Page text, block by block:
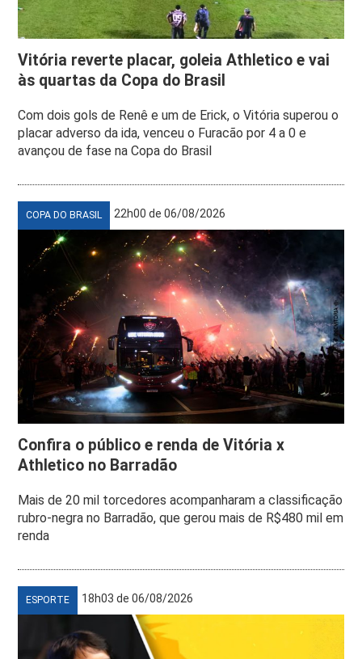
Vitória reverte placar, goleia Athletico e vai
às quartas da Copa do Brasil
Com dois gols de Renê e um de Erick, o Vitória superou o
placar adverso da ida, venceu o Furacão por 4 a 0 e
avançou de fase na Copa do Brasil
COPA DO BRASIL 22h00 de 06/08/2026
Confira o público e renda de Vitória x
Athletico no Barradão
Mais de 20 mil torcedores acompanharam a classificação
rubro-negra no Barradão, que gerou mais de R$480 mil em
renda
ESPORTE 18h03 de 06/08/2026